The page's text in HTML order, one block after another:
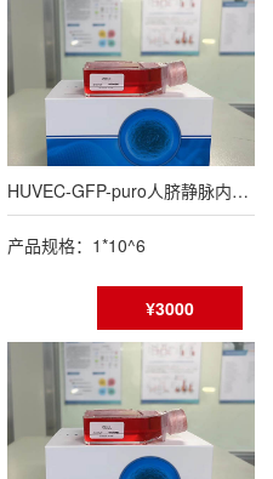
HUVEC-GFP-puro人脐静脉内皮细胞永生化(GFP标记)
产品规格：1*10^6
¥3000